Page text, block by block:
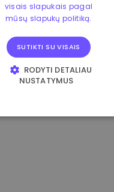
visais slapukais pagal
mūsų slapukų politiką.
SUTIKTI SU VISAIS
RODYTI DETALIAU
NUSTATYMUS